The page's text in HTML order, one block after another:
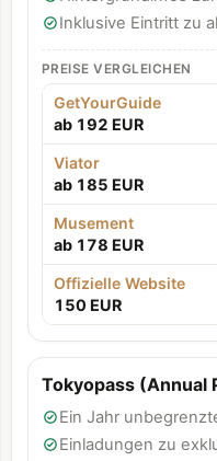
Inklusive Eintritt zu
PREISE VERGLEICHEN
GetYourGuide
ab 192 EUR
Viator
ab 185 EUR
Musement
ab 178 EUR
Offizielle Website
150 EUR
Tokyopass (Annual
Ein Jahr
Einladungen zu